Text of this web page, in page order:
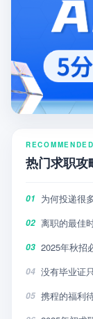
RECOMMENDED
热门求职攻
01 为何投递很
02 离职的最佳
03 2025年秋招
04 没有毕业证
05 携程的福利